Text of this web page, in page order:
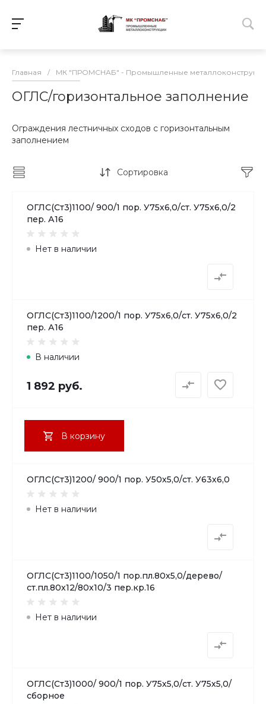
Главная / МК "ПРОМСНАБ" - Промышленные
ОГЛС/горизонтальное заполнение
Ограждения лестничных сходов с горизонтальным
заполнением
Сортировка
ОГЛС(Ст3)1100/ 900/1 пор. У75х6,0/ст. У75х6,0/2
пер. А16
Нет в наличии
ОГЛС(Ст3)1100/1200/1 пор. У75х6,0/ст. У75х6,0/2
пер. А16
В наличии
1 892 руб.
В корзину
ОГЛС(Ст3)1200/ 900/1 пор. У50х5,0/ст. У63х6,0
Нет в наличии
ОГЛС(Ст3)1100/1050/1 пор.пл.80х5,0/дерево/
ст.пл.80х12/80х10/3 пер.кр.16
Нет в наличии
ОГЛС(Ст3)1000/ 900/1 пор. У75х5,0/ст. У75х5,0/
сборное